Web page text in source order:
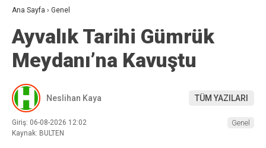
Ana Sayfa › Genel
Ayvalık Tarihi Gümrük
Meydanı’na Kavuştu
Neslihan Kaya TÜM YAZILARI
Giriş: 06-08-2026 12:02
Kaynak: BULTEN
Genel